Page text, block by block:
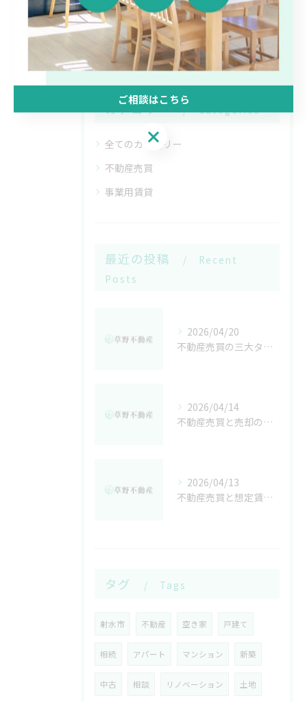
1 2 3 4
カテゴリー Categories
全てのカテゴリー
不動産売買
事業用賃貸
最近の投稿
Recent
Posts
2026/04/20
不動産売買の三大タブーを避け安心取引するためのアウトライナー実践法
2026/04/14
不動産売買と売却の成功法富山県射水市で高値取引を実現するポイント
2026/04/13
不動産売買と想定賃料で読み解く富山県射水市中新川郡舟橋村の収益分析
タグ Tags
射水市 不動産 空き家 戸建て
相続 アパート マンション 新築
中古 相談 リノベーション 土地
ご相談はこちら
ご相談はこちら